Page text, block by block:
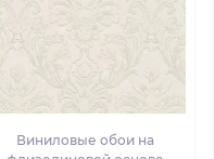
Виниловые обои на